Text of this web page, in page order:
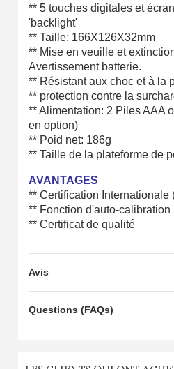
Paiement en 4x sans
Votre devis en ligne en
Partagez vos créations et
Gagnez des points de fidélité
Livraison sous 24 h
Retour produits
Réduction de 5€ sur la
Inscription à la newsletter
Votre devis en ligne en
Gagnez des points de fidélité
** 5 touches digitales et
'backlight'
** Taille: 166X126X32mm
** Mise en veuille et
Avertissement batterie.
** Résistant aux choc et à la
** protection contre la
** Alimentation: 2 Piles AAA
en option)
** Poid net: 186g
** Taille de la plateforme de
AVANTAGES
** Certification Internationale
** Fonction d'auto-calibration
** Certificat de qualité
Avis
Questions (FAQs)